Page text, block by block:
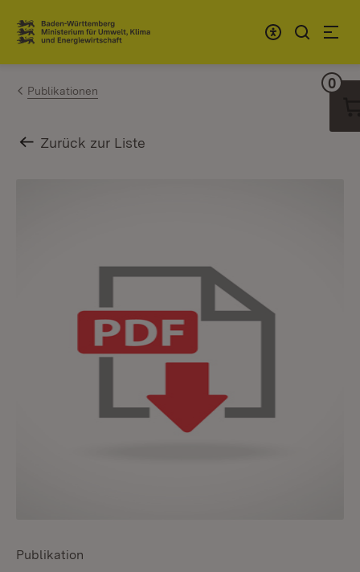
Zum Inhalt springen
Link zur Startseite
Publikationen
Zurück zur Liste
Publikation
0